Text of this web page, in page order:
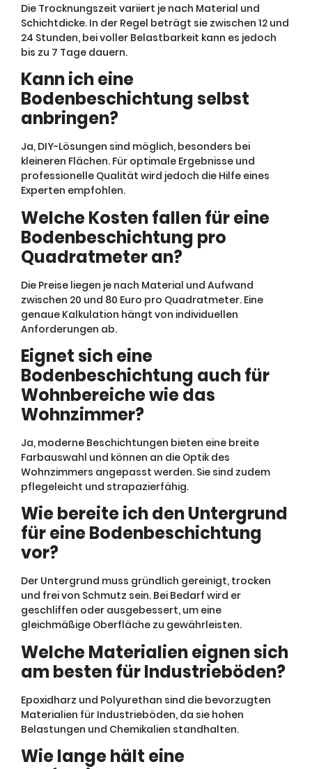
Die Trocknungszeit variiert je nach Material und
Schichtdicke. In der Regel beträgt sie zwischen 12 und
24 Stunden, bei voller Belastbarkeit kann es jedoch
bis zu 7 Tage dauern.
Kann ich eine
Bodenbeschichtung selbst
anbringen?
Ja, DIY-Lösungen sind möglich, besonders bei
kleineren Flächen. Für optimale Ergebnisse und
professionelle Qualität wird jedoch die Hilfe eines
Experten empfohlen.
Welche Kosten fallen für eine
Bodenbeschichtung pro
Quadratmeter an?
Die Preise liegen je nach Material und Aufwand
zwischen 20 und 80 Euro pro Quadratmeter. Eine
genaue Kalkulation hängt von individuellen
Anforderungen ab.
Eignet sich eine
Bodenbeschichtung auch für
Wohnbereiche wie das
Wohnzimmer?
Ja, moderne Beschichtungen bieten eine breite
Farbauswahl und können an die Optik des
Wohnzimmers angepasst werden. Sie sind zudem
pflegeleicht und strapazierfähig.
Wie bereite ich den Untergrund
für eine Bodenbeschichtung
vor?
Der Untergrund muss gründlich gereinigt, trocken
und frei von Schmutz sein. Bei Bedarf wird er
geschliffen oder ausgebessert, um eine
gleichmäßige Oberfläche zu gewährleisten.
Welche Materialien eignen sich
am besten für Industrieböden?
Epoxidharz und Polyurethan sind die bevorzugten
Materialien für Industrieböden, da sie hohen
Belastungen und Chemikalien standhalten.
Wie lange hält eine